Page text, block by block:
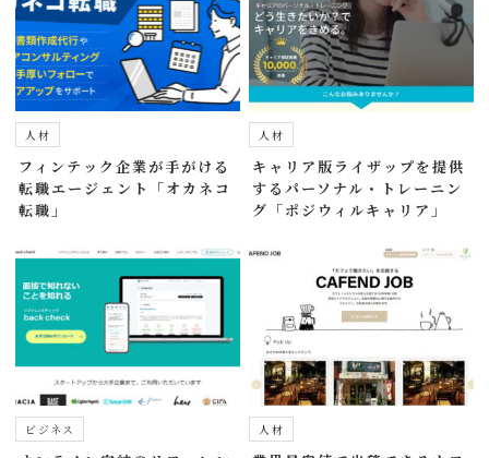
人材
フィンテック企業が手がける
転職エージェント「オカネコ
転職」
人材
キャリア版ライザップを提供
するパーソナル・トレーニン
グ「ポジウィルキャリア」
ビジネス 人材